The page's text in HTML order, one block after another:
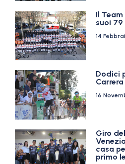
Il Team
suoi
14
Dodici
16
Giro
casa
primo